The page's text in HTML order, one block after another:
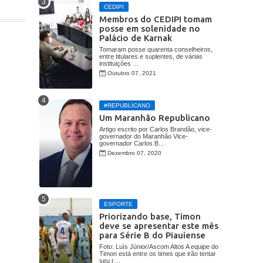
CEDIPI
Membros do CEDIPI tomam
posse em solenidade no
Palácio de Karnak
Tomaram posse quarenta conselheiros,
entre titulares e suplentes, de várias
instituições …
Outubro 07, 2021
#REPUBLICANO
Um Maranhão Republicano
Artigo escrito por Carlos Brandão, vice-
governador do Maranhão Vice-
governador Carlos B…
Dezembro 07, 2020
ESPORTE
Priorizando base, Timon
deve se apresentar este mês
para Série B do Piauiense
Foto: Luís Júnior/Ascom Altos A equipe do
Timon está entre os times que irão tentar
seu r…